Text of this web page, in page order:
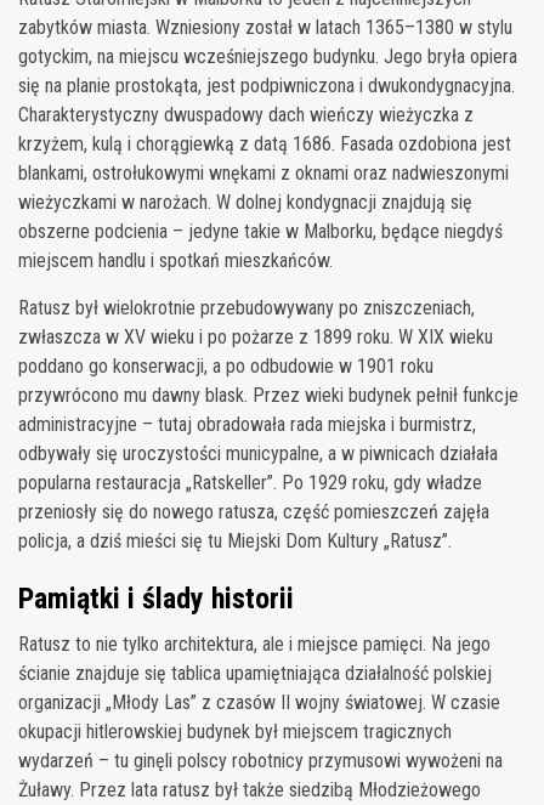
zabytków miasta. Wzniesiony został w latach 1365–1380 w stylu
gotyckim, na miejscu wcześniejszego budynku. Jego bryła opiera
się na planie prostokąta, jest podpiwniczona i dwukondygnacyjna.
Charakterystyczny dwuspadowy dach wieńczy wieżyczka z
krzyżem, kulą i chorągiewką z datą 1686. Fasada ozdobiona jest
blankami, ostrołukowymi wnękami z oknami oraz nadwieszonymi
wieżyczkami w narożach. W dolnej kondygnacji znajdują się
obszerne podcienia – jedyne takie w Malborku, będące niegdyś
miejscem handlu i spotkań mieszkańców.
Ratusz był wielokrotnie przebudowywany po zniszczeniach,
zwłaszcza w XV wieku i po pożarze z 1899 roku. W XIX wieku
poddano go konserwacji, a po odbudowie w 1901 roku
przywrócono mu dawny blask. Przez wieki budynek pełnił funkcje
administracyjne – tutaj obradowała rada miejska i burmistrz,
odbywały się uroczystości municypalne, a w piwnicach działała
popularna restauracja „Ratskeller”. Po 1929 roku, gdy władze
przeniosły się do nowego ratusza, część pomieszczeń zajęła
policja, a dziś mieści się tu Miejski Dom Kultury „Ratusz”.
Pamiątki i ślady historii
Ratusz to nie tylko architektura, ale i miejsce pamięci. Na jego
ścianie znajduje się tablica upamiętniająca działalność polskiej
organizacji „Młody Las” z czasów II wojny światowej. W czasie
okupacji hitlerowskiej budynek był miejscem tragicznych
wydarzeń – tu ginęli polscy robotnicy przymusowi wywożeni na
Żuławy. Przez lata ratusz był także siedzibą Młodzieżowego